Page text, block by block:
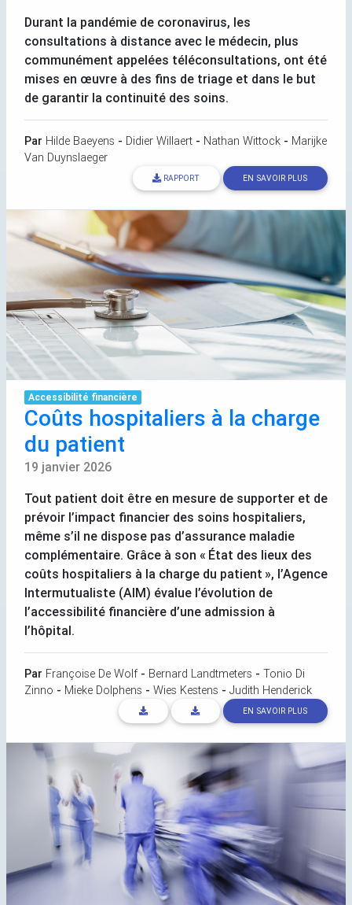
Durant la pandémie de coronavirus, les
consultations à distance avec le médecin, plus
communément appelées téléconsultations, ont été
mises en œuvre à des fins de triage et dans le but
de garantir la continuité des soins.
Par Hilde Baeyens - Didier Willaert - Nathan Wittock - Marijke
Van Duynslaeger
RAPPORT EN SAVOIR PLUS
Accessibilité financière
Coûts hospitaliers à la charge
du patient
19 janvier 2026
Tout patient doit être en mesure de supporter et de
prévoir l’impact financier des soins hospitaliers,
même s’il ne dispose pas d’assurance maladie
complémentaire. Grâce à son « État des lieux des
coûts hospitaliers à la charge du patient », l’Agence
Intermutualiste (AIM) évalue l’évolution de
l’accessibilité financière d’une admission à
l’hôpital.
Par Françoise De Wolf- Bernard Landtmeters - Tonio Di
Zinno - Mieke Dolphens - Wies Kestens - Judith Henderick
EN SAVOIR PLUS